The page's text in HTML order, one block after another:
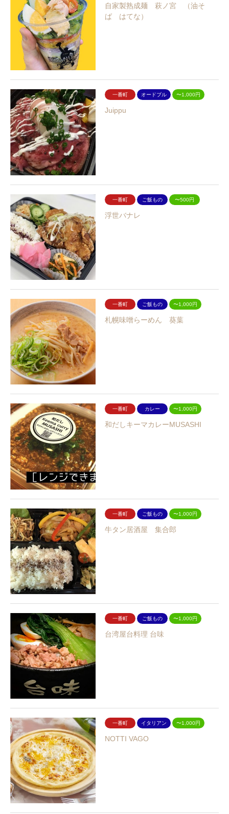
自家製熟成麺 萩ノ宮 （油そ
ば はてな）
一番町 オードブル 〜1,000円
Juippu
一番町 ご飯もの 〜500円
浮世バナレ
一番町 ご飯もの 〜1,000円
札幌味噌らーめん 葵葉
一番町 カレー 〜1,000円
和だしキーマカレーMUSASHI
一番町 ご飯もの 〜1,000円
牛タン居酒屋 集合郎
一番町 ご飯もの 〜1,000円
台湾屋台料理 台味
一番町 イタリアン 〜1,000円
NOTTI VAGO